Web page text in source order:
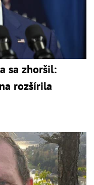
sa zhoršil:
rozšírila